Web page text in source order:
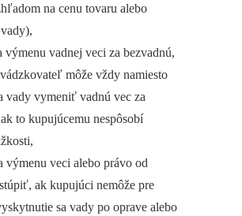
na cenu tovaru alebo
výmenu vadnej veci za bezvadnú,
môže vždy namiesto
vady vymeniť vadnú vec za
to kupujúcemu nespôsobí
výmenu veci alebo právo od
ak kupujúci nemôže pre
sa vady po oprave alebo